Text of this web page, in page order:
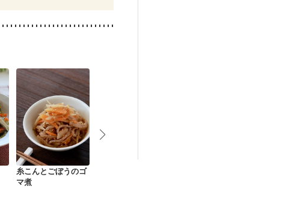
糸こんとごぼうのゴ
マ煮